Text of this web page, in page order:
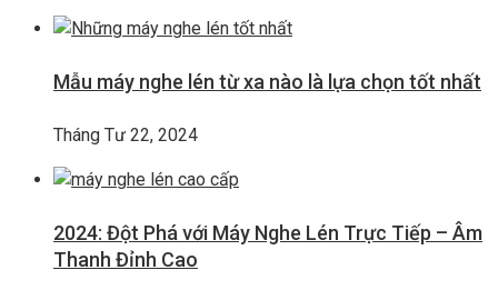
Mẫu máy nghe lén từ xa nào là lựa chọn tốt nhất
Tháng Tư 22, 2024
2024: Đột Phá với Máy Nghe Lén Trực Tiếp – Âm
Thanh Đỉnh Cao